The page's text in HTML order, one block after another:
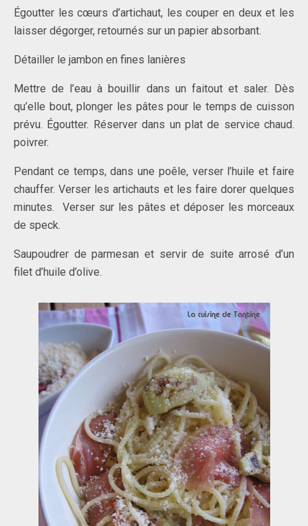
Égoutter les cœurs d’artichaut, les couper en deux et les
laisser dégorger, retournés sur un papier absorbant.
Détailler le jambon en fines lanières
Mettre de l’eau à bouillir dans un faitout et saler. Dès
qu’elle bout, plonger les pâtes pour le temps de cuisson
prévu. Égoutter. Réserver dans un plat de service chaud.
poivrer.
Pendant ce temps, dans une poêle, verser l’huile et faire
chauffer. Verser les artichauts et les faire dorer quelques
minutes. Verser sur les pâtes et déposer les morceaux
de speck.
Saupoudrer de parmesan et servir de suite arrosé d’un
filet d’huile d’olive.